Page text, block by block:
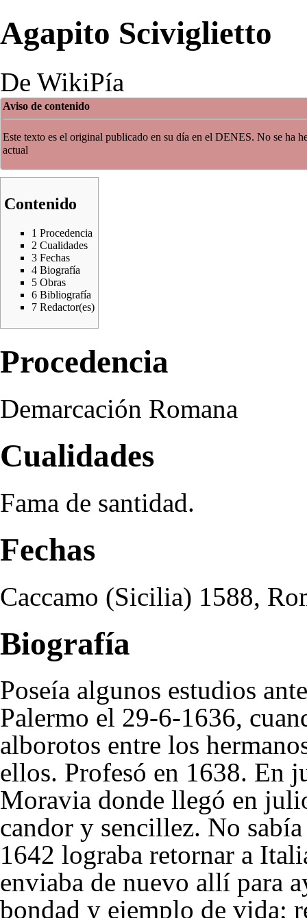
Agapito Sciviglietto
De WikiPía
Aviso de contenido
Este texto es el original publicado en su día en el DENES. No se ha
actual
Contenido
1 Procedencia
2 Cualidades
3 Fechas
4 Biografía
5 Obras
6 Bibliografía
7 Redactor(es)
Procedencia
Demarcación Romana
Cualidades
Fama de santidad.
Fechas
Caccamo (Sicilia) 1588,
Biografía
Poseía algunos estudios
Palermo el 29-6-1636,
alborotos entre los
ellos. Profesó en 1638. En
Moravia donde llegó en
candor y sencillez. No
1642 lograba retornar a
enviaba de nuevo allí para
bondad y ejemplo de vida;